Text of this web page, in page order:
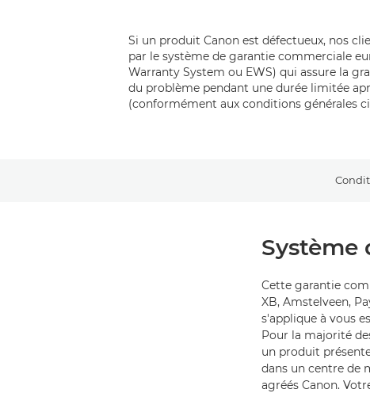
Si un produit Canon est défectueux, nos
par le système de garantie commerciale
Warranty System ou EWS) qui assure la
du problème pendant une durée limitée
(conformément aux conditions générales
Système
Cette garantie
XB, Amstelveen,
s'applique à vous
Pour la majorité
un produit
dans un centre de
agréés Canon.